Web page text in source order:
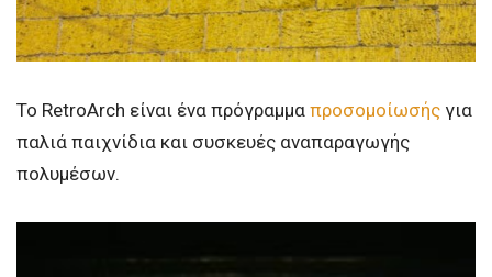
Το RetroArch είναι ένα πρόγραμμα προσομοίωσής για
παλιά παιχνίδια και συσκευές αναπαραγωγής
πολυμέσων.